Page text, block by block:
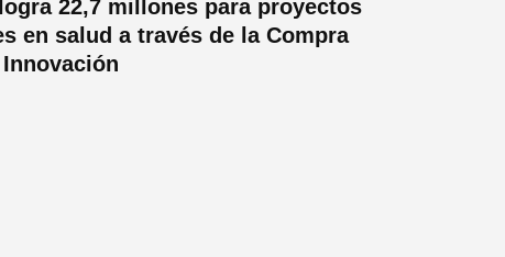
22,7 millones para proyectos
en salud a través de la Compra